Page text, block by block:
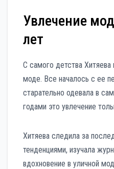
Увлечение
лет
С самого детства Хитяева
моде. Все началось с ее
старательно одевала в
годами это увлечение
Хитяева следила за
тенденциями, изучала
вдохновение в уличной